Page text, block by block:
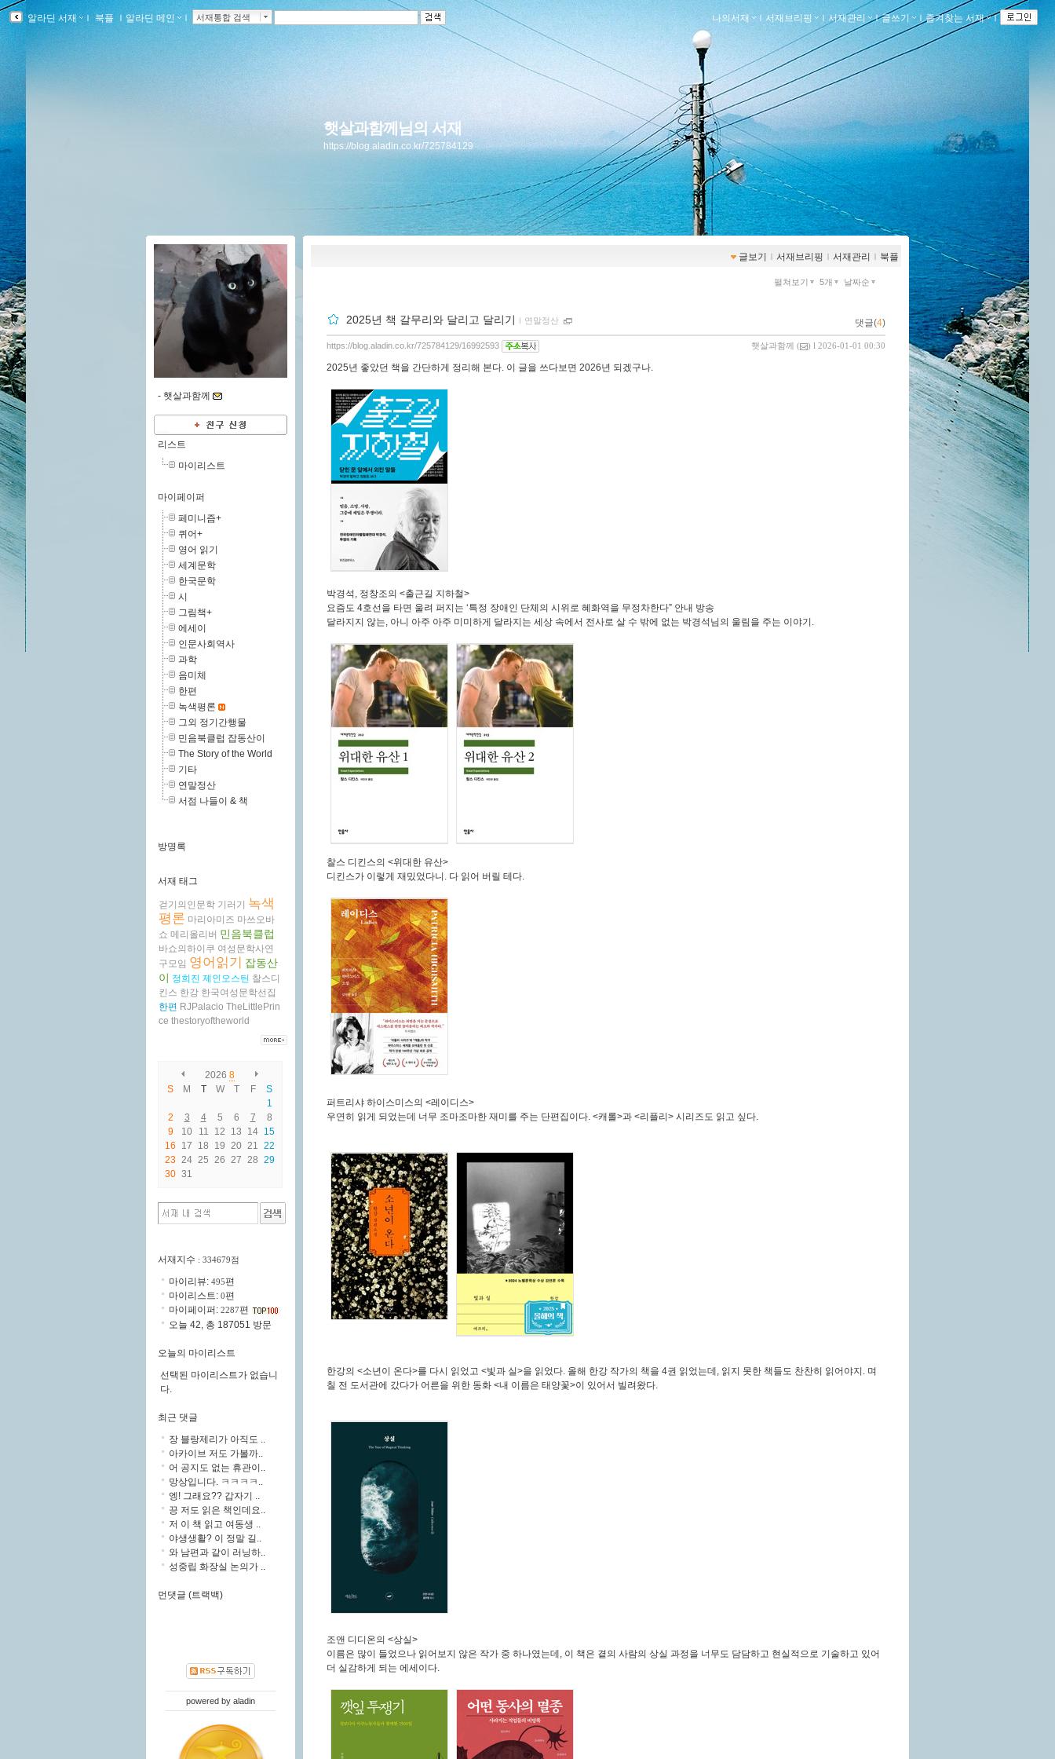
알라딘 서재 ｌ 북플 ｌ 알라딘 메인 ｌ 서재통합 검색 나의서재 ｌ 서재브리핑 ｌ 서재관리 ｌ글쓰기 ｌ즐겨찾는 서재 ｌ
햇살과함께님의 서재
https://blog.aladin.co.kr/725784129
글보기 ｌ 서재브리핑 ｌ 서재관리 ｌ 북플
펼쳐보기 5개 날짜순
2025년 책 갈무리와 달리고 달리기 ｌ 연말정산 댓글(4)
햇살과함께 ( ) l 2026-01-01 00:30
https://blog.aladin.co.kr/725784129/16992593
2025년 좋았던 책을 간단하게 정리해 본다. 이 글을 쓰다보면 2026년 되겠구나.
박경석 , 정창조의 <출근길 지하철>
요즘도 4호선을 타면 울려 퍼지는 ‘특정 장애인 단체의 시위로 혜화역을 무정차한다” 안내 방송
달라지지 않는, 아니 아주 아주 미미하게 달라지는 세상 속에서 전사로 살 수 밖에 없는 박경석님의 울림을 주는 이야기 .
찰스 디킨스의 <위대한 유산>
디킨스가 이렇게 재밌었다니 . 다 읽어 버릴 테다.
퍼트리샤 하이스미스의 <레이디스>
우연히 읽게 되었는데 너무 조마조마한 재미를 주는 단편집이다. <캐롤>과 <리플리 > 시리즈도 읽고 싶다.
한강의 <소년이 온다>를 다시 읽었고 <빛과 실>을 읽었다. 올해 한강 작가의 책을 4권 읽었는데 , 읽지 못한 책들도 찬찬히 읽어야지 . 며
칠 전 도서관에 갔다가 어른을 위한 동화 <내 이름은 태양꽃>이 있어서 빌려왔다.
조앤 디디온의 <상실>
이름은 많이 들었으나 읽어보지 않은 작가 중 하나였는데 , 이 책은 곁의 사람의 상실 과정을 너무도 담담하고 현실적으로 기술하고 있어
더 실감하게 되는 에세이다.
- 햇살과함께
리스트
마이리스트
마이페이퍼
페미니즘+
퀴어+
영어 읽기
세계문학
한국문학
시
그림책+
에세이
인문사회역사
과학
음미체
한편
녹색평론
그외 정기간행물
민음북클럽 잡동산이
The Story of the World
기타
연말정산
서점 나들이 & 책
방명록
서재 태그
걷기의인문학 기러기
녹색
평론 마리아미즈 마쓰오바
쇼 메리올리버 민음북클럽
바쇼의하이쿠 여성문학사연
구모임 영어읽기 잡동산
이 정희진 제인오스틴 찰스디
킨스 한강 한국여성문학선집
한편 RJPalacio TheLittlePrin
ce thestoryoftheworld
2026 8
S
M T W T F
S
1
2
3 4 5 6 7
8
9
10 11 12 13 14 15
16
17 18 19 20 21 22
23 24 25 26 27 28 29
30 31
서재지수 : 334679점
마이리뷰: 495편
마이리스트: 0편
마이페이퍼: 2287편
오늘 42, 총 187051 방문
오늘의 마이리스트
선택된 마이리스트가 없습니
다.
최근 댓글
장 블랑제리가 아직도 ..
아카이브 저도 가볼까..
어 공지도 없는 휴관이..
망상입니다. ㅋㅋㅋㅋ..
엥! 그래요?? 갑자기 ..
끙 저도 읽은 책인데요..
저 이 책 읽고 여동생 ..
야생생활? 이 정말 길..
와 남편과 같이 러닝하..
성중립 화장실 논의가 ..
먼댓글 (트랙백)
powered by aladin